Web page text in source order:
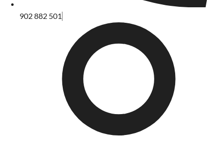
902 882 501